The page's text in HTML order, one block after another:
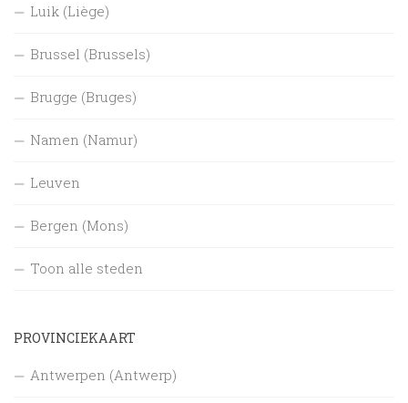
Luik (Liège)
Brussel (Brussels)
Brugge (Bruges)
Namen (Namur)
Leuven
Bergen (Mons)
Toon alle steden
PROVINCIEKAART
Antwerpen (Antwerp)